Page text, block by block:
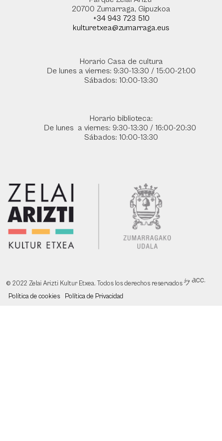
20700 Zumarraga, Gipuzkoa
+34 943 723 510
kulturetxea@zumarraga.eus
Horario Casa de cultura
De lunes a viernes: 9:30-13:30 / 15:00-21:00
Sábados: 10:00-13:30
Horario biblioteca:
De lunes a viernes: 9:30-13:30 / 16:00-20:30
Sábados: 10:00-13:30
© 2022 Zelai Arizti Kultur Etxea. Todos los derechos reservados
Pie
Política de cookies Política de Privacidad